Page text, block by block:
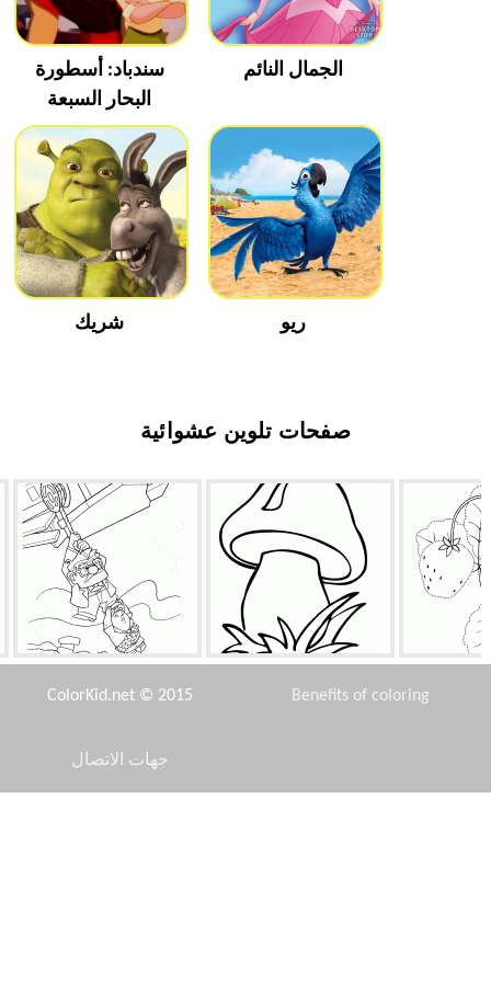
سندباد: أسطورة
البحار السبعة
الجمال النائم
شريك ريو
صفحات تلوين عشوائية
منزل يمكن أن تطير فطر
ColorKid.net © 2015 Benefits of coloring
جهات الاتصال